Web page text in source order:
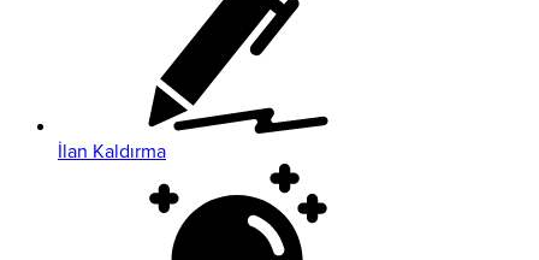
İlan Kaldırma